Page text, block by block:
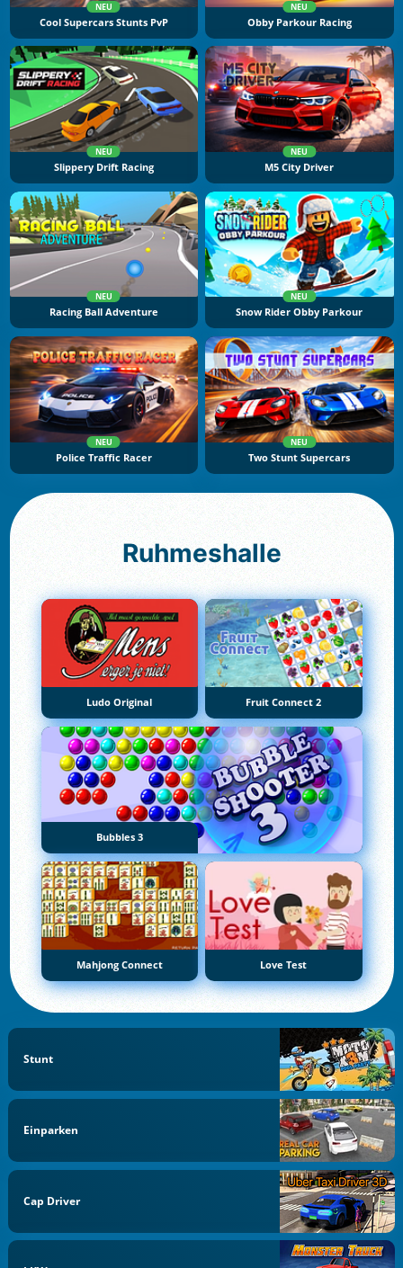
NEU
Cool Supercars Stunts PvP
NEU
Obby Parkour Racing
NEU
Slippery Drift Racing
NEU
M5 City Driver
NEU
Racing Ball Adventure
NEU
Snow Rider Obby Parkour
NEU
Police Traffic Racer
NEU
Two Stunt Supercars
Ruhmeshalle
Ludo Original Fruit Connect 2
Bubbles 3
Mahjong Connect Love Test
Stunt
Einparken
Cap Driver